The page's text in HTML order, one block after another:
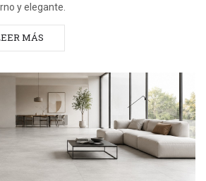
y elegante.
MÁS